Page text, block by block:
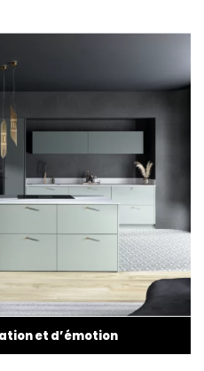
et d’émotion